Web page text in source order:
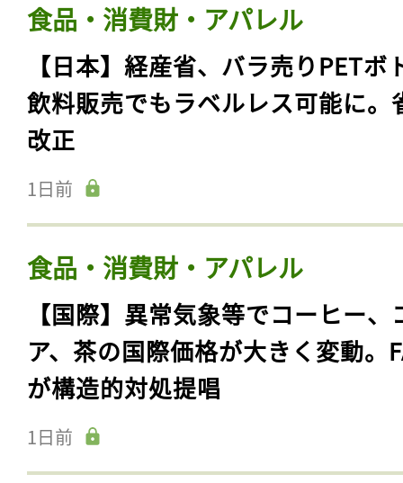
食品・消費財・アパレル
【日本】経産省、バラ売りPETボ
飲料販売でもラベルレス可能に。
改正
1日前
食品・消費財・アパレル
【国際】異常気象等でコーヒー、
ア、茶の国際価格が大きく変動。
が構造的対処提唱
1日前